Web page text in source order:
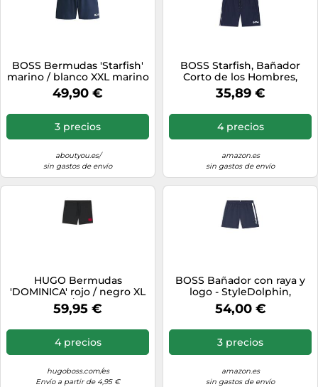
BOSS Bermudas 'Starfish'
marino / blanco XXL marino
/ blanco
49,90 €
3 precios
aboutyou.es/
sin gastos de envío
BOSS Starfish, Bañador
Corto de los Hombres,
Navy413,
35,89 €
4 precios
amazon.es
sin gastos de envío
HUGO Bermudas
'DOMINICA' rojo / negro XL
rojo / negro
59,95 €
4 precios
hugoboss.com/es
Envío a partir de 4,95 €
BOSS Bañador con raya y
logo - StyleDolphin,
50508963 Azul oscuro M
54,00 €
3 precios
amazon.es
sin gastos de envío